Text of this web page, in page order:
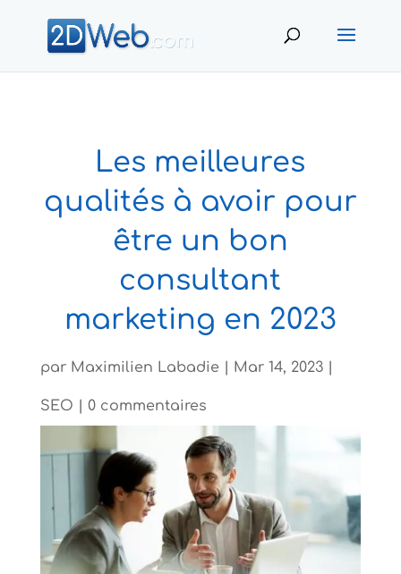
Les meilleures
qualités à avoir pour
être un bon
consultant
marketing en 2023
par Maximilien Labadie Mar 14, 2023|
SEO 0 commentaires